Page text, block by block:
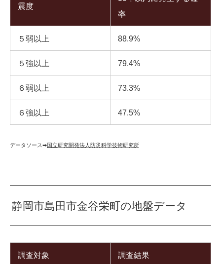
震度
率
５弱以上 88.9%
５強以上 79.4%
６弱以上 73.3%
６強以上 47.5%
データソース➡︎国立研究開発法人防災科学技術研究所
静岡市島田市金谷栄町の地盤データ
調査対象 調査結果